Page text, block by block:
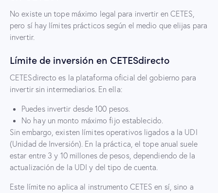
No existe un tope máximo legal para invertir en CETES,
pero sí hay límites prácticos según el medio que elijas para
invertir.
Límite de inversión en CETESdirecto
CETESdirecto es la plataforma oficial del gobierno para
invertir sin intermediarios. En ella:
Puedes invertir desde 100 pesos.
No hay un monto máximo fijo establecido.
Sin embargo, existen límites operativos ligados a la UDI
(Unidad de Inversión). En la práctica, el tope anual suele
estar entre 3 y 10 millones de pesos, dependiendo de la
actualización de la UDI y del tipo de cuenta.
Este límite no aplica al instrumento CETES en sí, sino a